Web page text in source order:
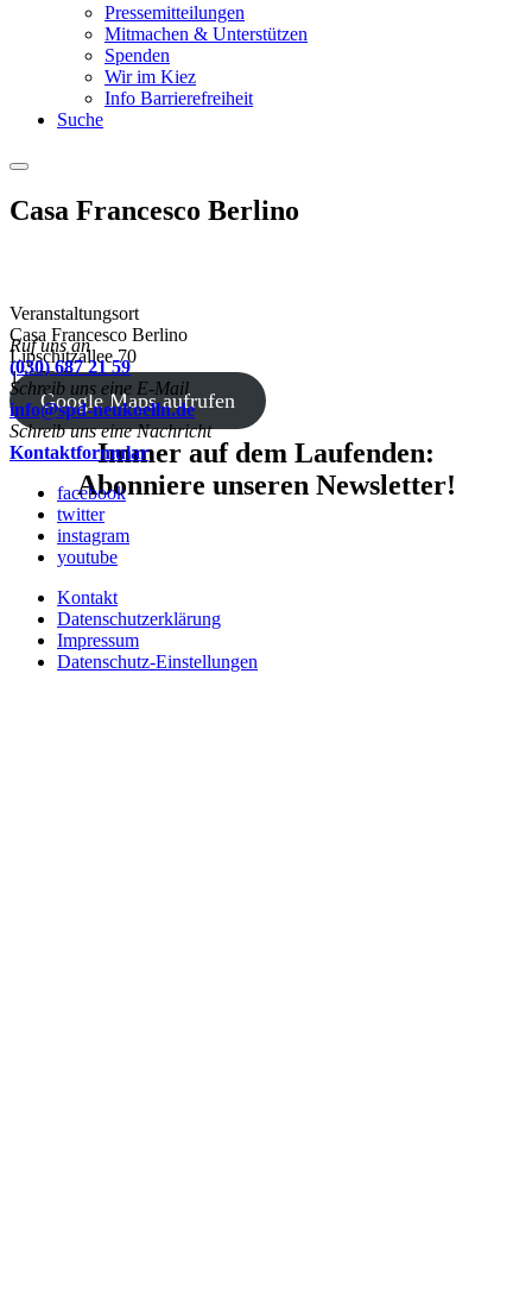
Pressemitteilungen
Mitmachen & Unterstützen
Spenden
Wir im Kiez
Info Barrierefreiheit
Suche
Menu
Casa Francesco Berlino
Veranstaltungsort
Casa Francesco Berlino
Lipschitzallee 70
12353 Berlin
Google Maps aufrufen
Immer auf dem Laufenden:
Abonniere unseren Newsletter!
Ruf uns an
(030) 687 21 59
Schreib uns eine E-Mail
info@spd-neukoelln.de
Schreib uns eine Nachricht
Kontaktformular
facebook
twitter
instagram
youtube
Kontakt
Datenschutzerklärung
Impressum
Datenschutz-Einstellungen